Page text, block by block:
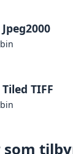
bin
TIFF
bin
som